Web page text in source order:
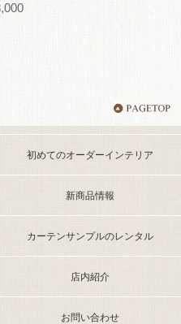
初めてのオーダーインテリア
新商品情報
カーテンサンプルのレンタル
店内紹介
お問い合わせ